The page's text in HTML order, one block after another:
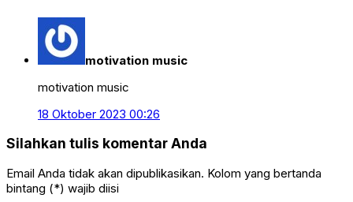
motivation music
motivation music
18 Oktober 2023 00:26
Silahkan tulis komentar Anda
Email Anda tidak akan dipublikasikan. Kolom yang bertanda
bintang (*) wajib diisi